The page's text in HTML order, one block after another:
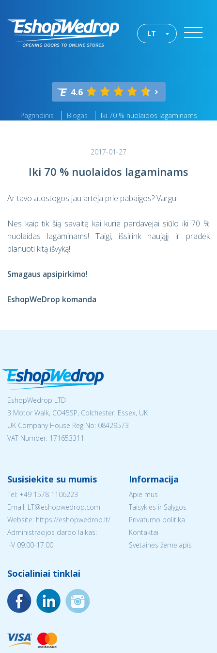
LT
4.6
Pagrindinis Blogas Iki 70 % nuolaidos lagaminams
2017-01-27
Iki 70 % nuolaidos lagaminams
Ar tavo atostogos jau artėja prie pabaigos? Vargu!
Nes kaip tik šią savaitę kai kurie pardavėjai siūlo iki 70 %
nuolaidas lagaminams! Taigi, išsirink naująjį ir pradėk
planuoti kitą išvyką!
Smagaus apsipirkimo!
EshopWeDrop komanda
EshopWedrop LTD
3 Motor Walk, CO45SP, Colchester, Essex, UK
UK Company House Reg No: 08429573
VAT Number: 171653311
Susisiekite su mumis
Tel: +49 1578 1106223
Email: LT@eshopwedrop.com
Website: https://eshopwedrop.lt/
Administracijos darbo laikas:
I-V 09:00-17:00
Informacija
Apie mus
Taisyklės ir Sąlygos
Privatumo politika
Kontaktai
Svetainės žemėlapis
Socialiniai tinklai